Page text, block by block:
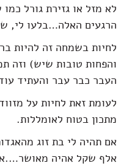
לא מזל או גזירת גורל
הרגעים האלה…בלעו לי,
לחיות בשמחה זה להיות
והפחות טובות שיש) וזה
העבר כבר עבר והעתיד
לעומת זאת לחיות על
מתכון בטוח לאומללות.
אם תהיה לי בת זוג
אלף שקל אהיה